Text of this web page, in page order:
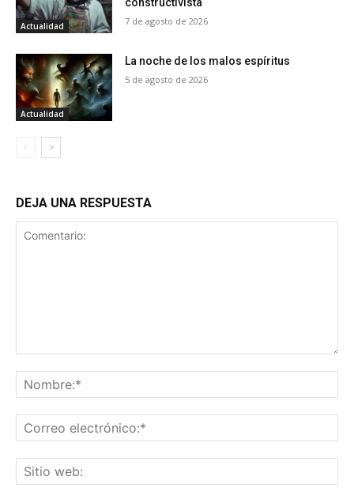
Actualidad 7 de agosto de 2026
Actualidad
La noche de los malos espíritus
5 de agosto de 2026
DEJA UNA RESPUESTA